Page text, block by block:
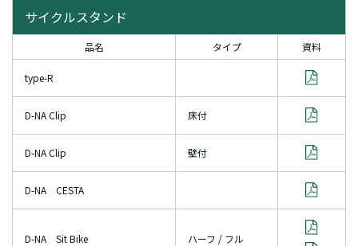
サイクルスタンド
品名 タイプ 資料
type-R
D-NA Clip 床付
D-NA Clip 壁付
D-NA CESTA
D-NA Sit Bike ハーフ / フル